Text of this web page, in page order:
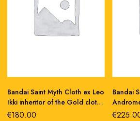
Bandai Saint Myth Cloth ex Leo
Ikki inheritor of the Gold cloth
action figure 18cm
€180.00
Bandai
Cloth v4
€